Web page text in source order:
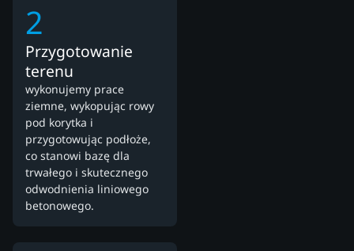
2
Przygotowanie
terenu
wykonujemy prace
ziemne, wykopując rowy
pod korytka i
przygotowując podłoże,
co stanowi bazę dla
trwałego i skutecznego
odwodnienia liniowego
betonowego.